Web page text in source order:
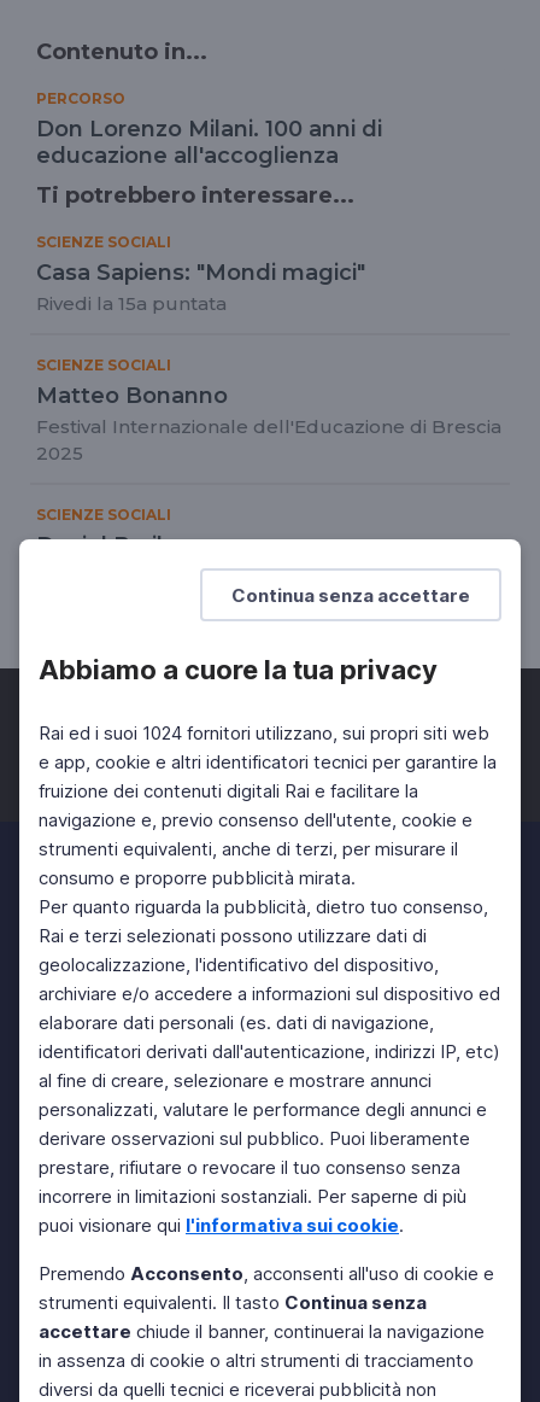
Continua senza accettare
Abbiamo a cuore la tua privacy
Rai ed i suoi 1024 fornitori utilizzano, sui propri siti web
e app, cookie e altri identificatori tecnici per garantire la
fruizione dei contenuti digitali Rai e facilitare la
navigazione e, previo consenso dell'utente, cookie e
strumenti equivalenti, anche di terzi, per misurare il
consumo e proporre pubblicità mirata.
Per quanto riguarda la pubblicità, dietro tuo consenso,
Rai e terzi selezionati possono utilizzare dati di
geolocalizzazione, l'identificativo del dispositivo,
archiviare e/o accedere a informazioni sul dispositivo ed
elaborare dati personali (es. dati di navigazione,
identificatori derivati dall'autenticazione, indirizzi IP, etc)
al fine di creare, selezionare e mostrare annunci
personalizzati, valutare le performance degli annunci e
derivare osservazioni sul pubblico. Puoi liberamente
prestare, rifiutare o revocare il tuo consenso senza
incorrere in limitazioni sostanziali. Per saperne di più
puoi visionare qui l'informativa sui cookie.
Premendo Acconsento, acconsenti all'uso di cookie e
strumenti equivalenti. Il tasto Continua senza
accettare chiude il banner, continuerai la navigazione
in assenza di cookie o altri strumenti di tracciamento
diversi da quelli tecnici e riceverai pubblicità non
Contenuto in...
PERCORSO
Don Lorenzo Milani. 100 anni di
educazione all'accoglienza
Ti potrebbero interessare...
SCIENZE SOCIALI
Casa Sapiens: "Mondi magici"
Rivedi la 15a puntata
SCIENZE SOCIALI
Matteo Bonanno
Festival Internazionale dell'Educazione di Brescia
2025
SCIENZE SOCIALI
Daniel Baril
Festival Internazionale dell'Educazione di Brescia
Facebook Twitter Instagram